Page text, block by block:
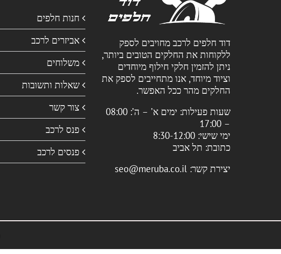
דוד חלפים לרכב מחויבים לספק
ללקוחות את החלקים הטובים ביותר,
ניתן להזמין חלקי חילוף מיוחדים
וציוד מיוחד, אנו מתחייבים לספק את
החלקים מהר ככל האפשר.
שעות פעילות:
ימים א’ – ה’: 08:00
– 17:00
ימי שישי: 8:30-12:00
כתובת: תל אביב
יצירת קשר: seo@meruba.co.il
חנות חלפים
אביזרים לרכב
משלוחים
שאלות ותשובות
צור קשר
פנס לרכב
פנסים לרכב